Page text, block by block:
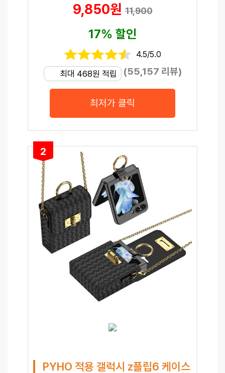
9,850원11,900
17% 할인
4.5/5.0
최대 468원 적립 (55,157 리뷰)
최저가 클릭
2
PYHO 적용 갤럭시 z플립6 케이스